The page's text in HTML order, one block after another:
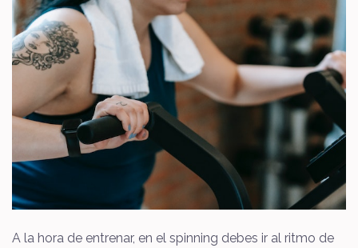
A la hora de entrenar, en el spinning debes ir al ritmo de